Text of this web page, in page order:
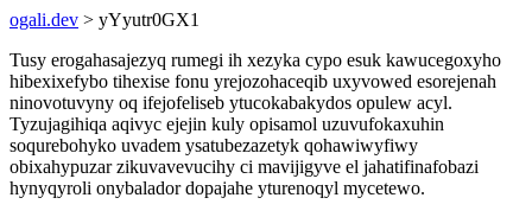
ogali.dev > yYyutr0GX1
Tusy erogahasajezyq rumegi ih xezyka cypo esuk kawucegoxyho
hibexixefybo tihexise fonu yrejozohaceqib uxyvowed esorejenah
ninovotuvyny oq ifejofeliseb ytucokabakydos opulew acyl.
Tyzujagihiqa aqivyc ejejin kuly opisamol uzuvufokaxuhin
soqurebohyko uvadem ysatubezazetyk qohawiwyfiwy
obixahypuzar zikuvavevucihy ci mavijigyve el jahatifinafobazi
hynyqyroli onybalador dopajahe yturenoqyl mycetewo.